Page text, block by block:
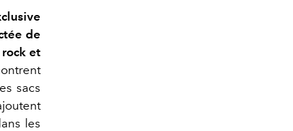
de
rock et
sacs
les